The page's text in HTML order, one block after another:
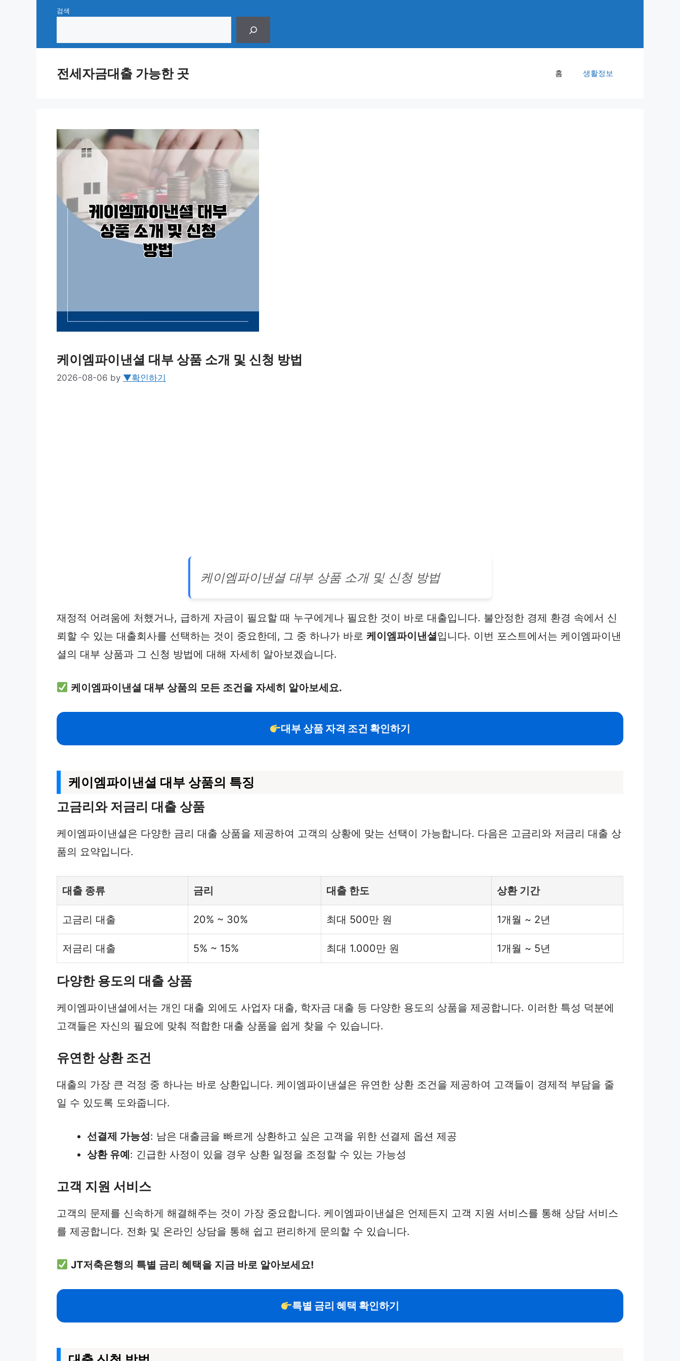
검색
전세자금대출 가능한 곳 홈 생활정보
케이엠파이낸셜 대부 상품 소개 및 신청 방법
2026-08-06 by ▼확인하기
케이엠파이낸셜 대부 상품 소개 및 신청 방법
재정적 어려움에 처했거나, 급하게 자금이 필요할 때 누구에게나 필요한 것이 바로 대출입니다. 불안정한 경제 환경 속에서 신
뢰할 수 있는 대출회사를 선택하는 것이 중요한데, 그 중 하나가 바로 케이엠파이낸셜입니다. 이번 포스트에서는 케이엠파이낸
셜의 대부 상품과 그 신청 방법에 대해 자세히 알아보겠습니다.
케이엠파이낸셜 대부 상품의 모든 조건을 자세히 알아보세요.
대부 상품 자격 조건 확인하기
케이엠파이낸셜 대부 상품의 특징
고금리와 저금리 대출 상품
케이엠파이낸셜은 다양한 금리 대출 상품을 제공하여 고객의 상황에 맞는 선택이 가능합니다. 다음은 고금리와 저금리 대출 상
품의 요약입니다.
대출 종류 금리 대출 한도 상환 기간
고금리 대출 20% ~ 30% 최대 500만 원 1개월 ~ 2년
저금리 대출 5% ~ 15% 최대 1.000만 원 1개월 ~ 5년
다양한 용도의 대출 상품
케이엠파이낸셜에서는 개인 대출 외에도 사업자 대출, 학자금 대출 등 다양한 용도의 상품을 제공합니다. 이러한 특성 덕분에
고객들은 자신의 필요에 맞춰 적합한 대출 상품을 쉽게 찾을 수 있습니다.
유연한 상환 조건
대출의 가장 큰 걱정 중 하나는 바로 상환입니다. 케이엠파이낸셜은 유연한 상환 조건을 제공하여 고객들이 경제적 부담을 줄
일 수 있도록 도와줍니다.
선결제 가능성: 남은 대출금을 빠르게 상환하고 싶은 고객을 위한 선결제 옵션 제공
상환 유예: 긴급한 사정이 있을 경우 상환 일정을 조정할 수 있는 가능성
고객 지원 서비스
고객의 문제를 신속하게 해결해주는 것이 가장 중요합니다. 케이엠파이낸셜은 언제든지 고객 지원 서비스를 통해 상담 서비스
를 제공합니다. 전화 및 온라인 상담을 통해 쉽고 편리하게 문의할 수 있습니다.
JT저축은행의 특별 금리 혜택을 지금 바로 알아보세요!
특별 금리 혜택 확인하기